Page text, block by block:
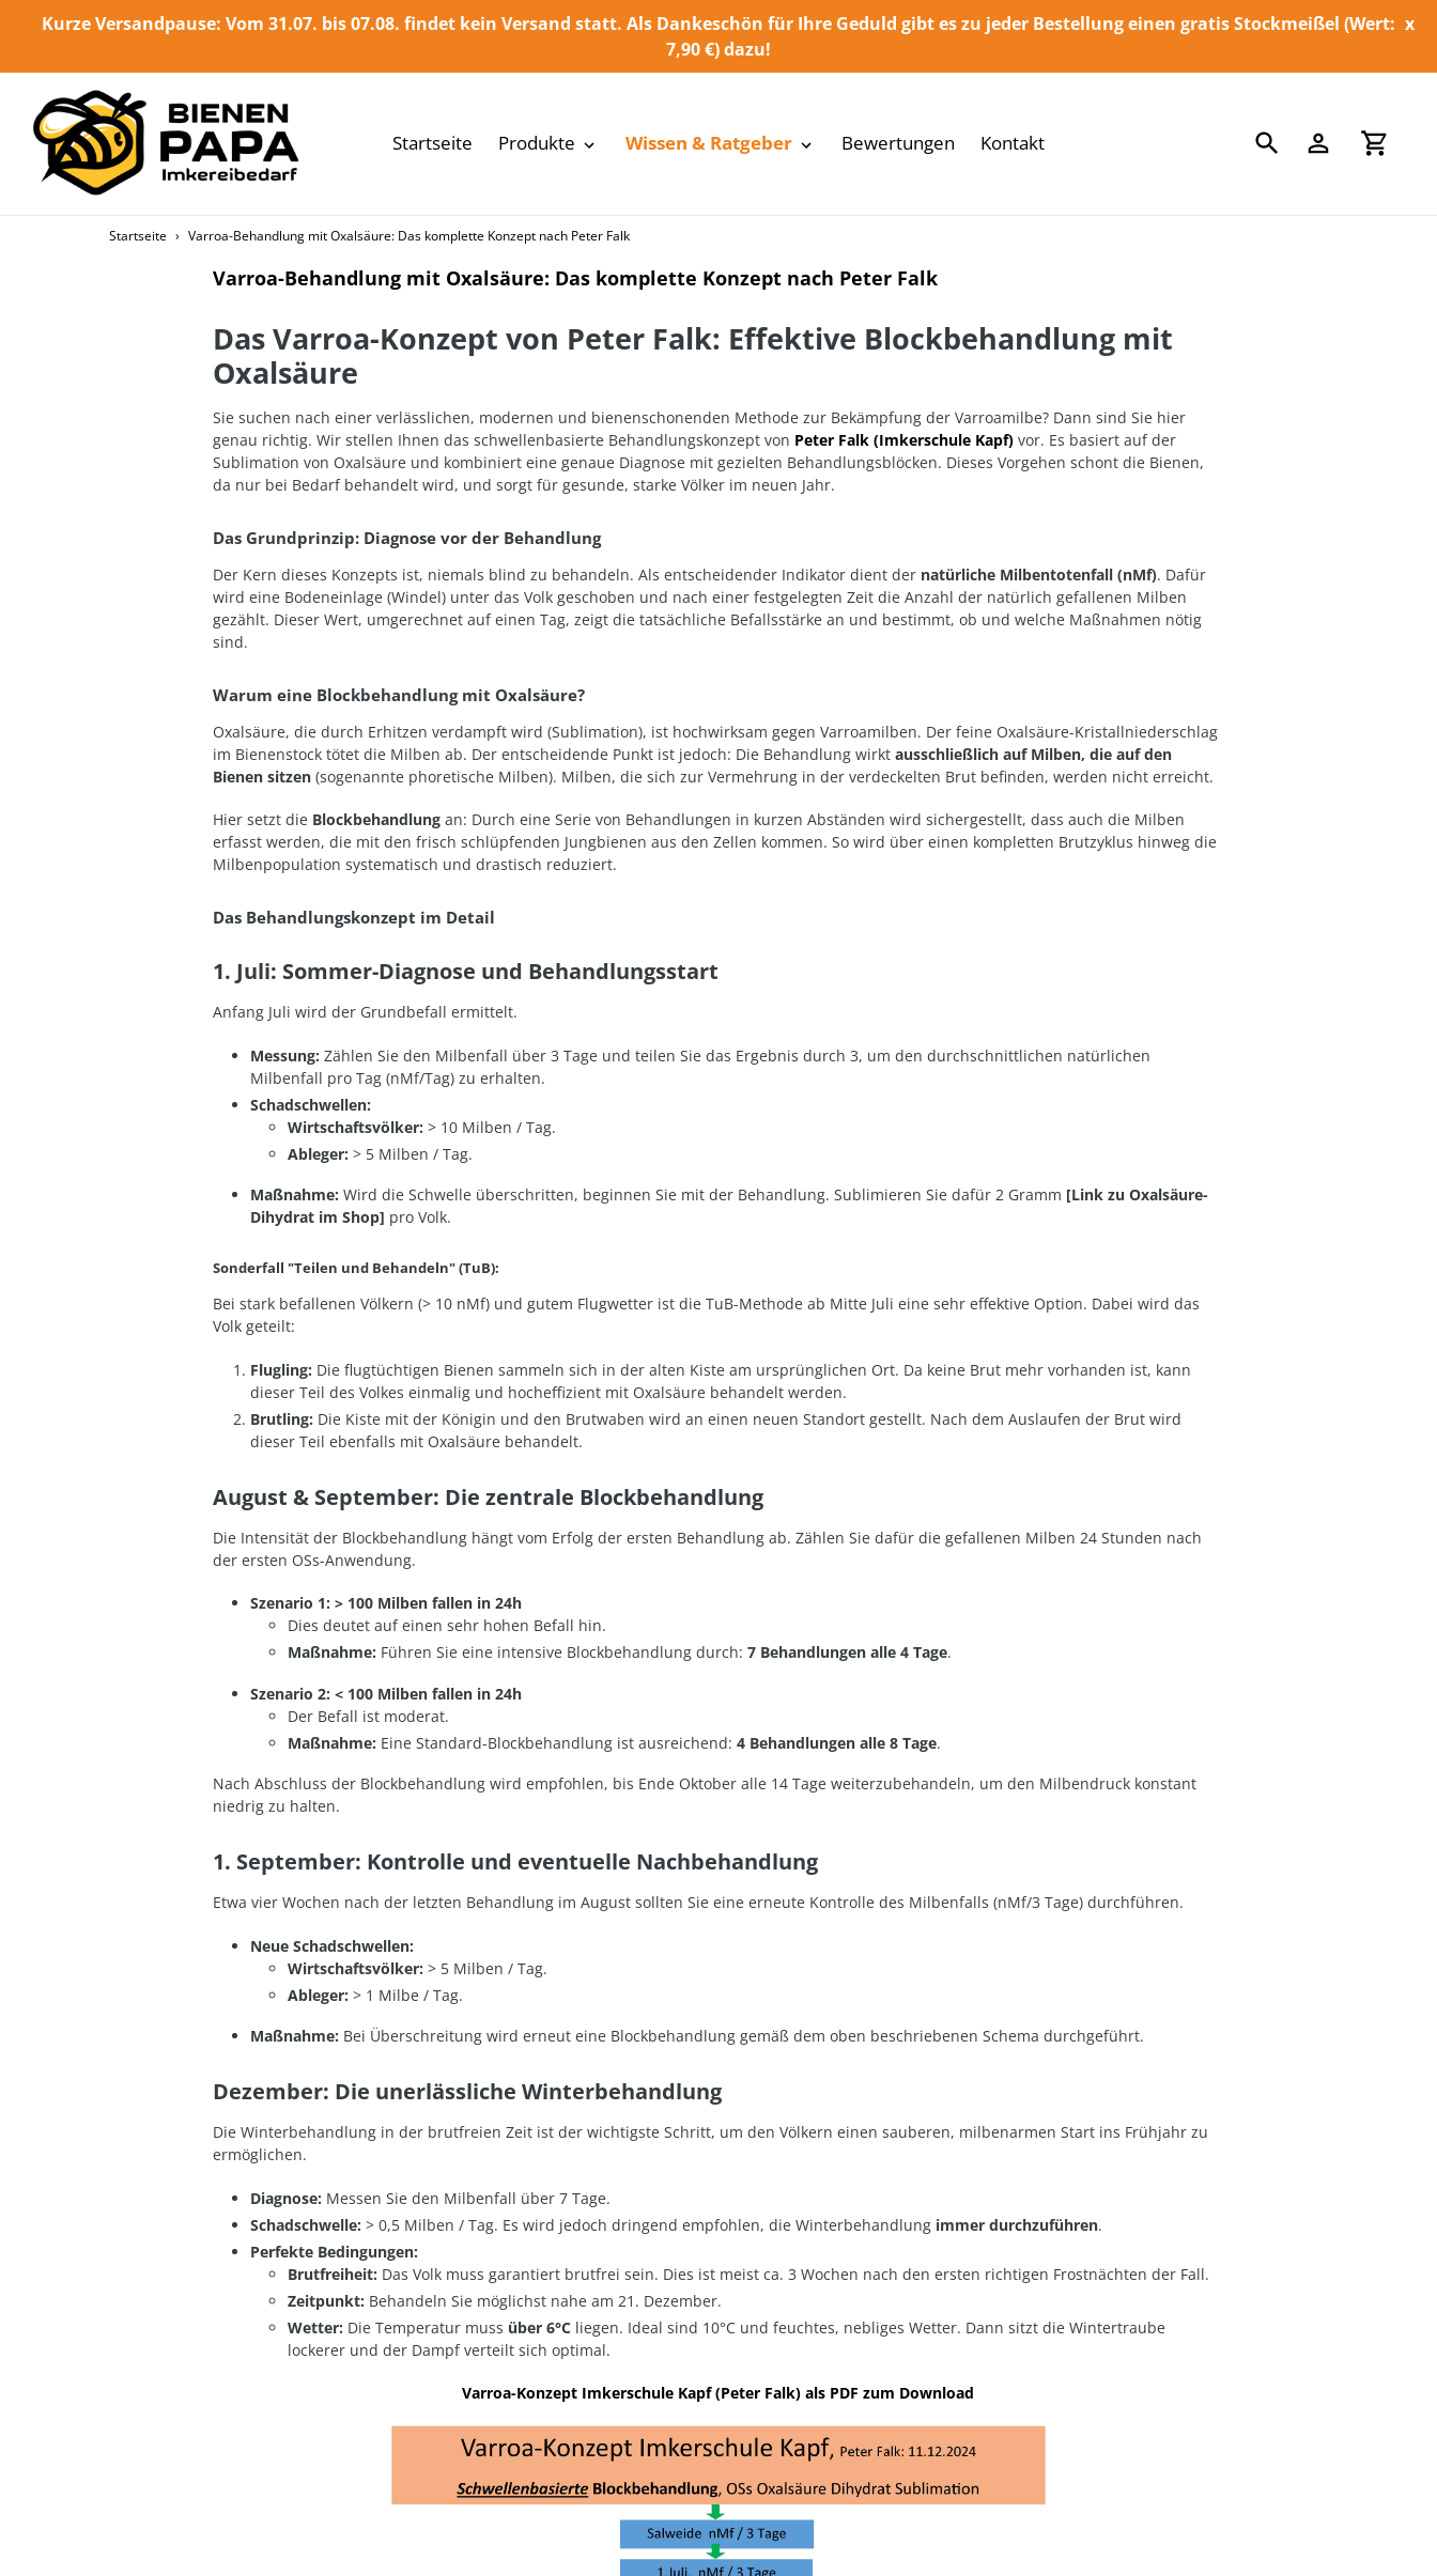
Kurze Versandpause: Vom 31.07. bis 07.08. findet kein Versand statt. Als Dankeschön für Ihre Geduld gibt es zu jeder Bestellung einen gratis Stockmeißel (Wert:
7,90 €) dazu!
x
Startseite Produkte Wissen & Ratgeber Bewertungen Kontakt Suchen Einloggen
Startseite › Varroa-Behandlung mit Oxalsäure: Das komplette Konzept nach Peter Falk
Varroa-Behandlung mit Oxalsäure: Das komplette Konzept nach Peter Falk
Das Varroa-Konzept von Peter Falk: Effektive Blockbehandlung mit
Oxalsäure
Sie suchen nach einer verlässlichen, modernen und bienenschonenden Methode zur Bekämpfung der Varroamilbe? Dann sind Sie hier
genau richtig. Wir stellen Ihnen das schwellenbasierte Behandlungskonzept von Peter Falk (Imkerschule Kapf) vor. Es basiert auf der
Sublimation von Oxalsäure und kombiniert eine genaue Diagnose mit gezielten Behandlungsblöcken. Dieses Vorgehen schont die Bienen,
da nur bei Bedarf behandelt wird, und sorgt für gesunde, starke Völker im neuen Jahr.
Das Grundprinzip: Diagnose vor der Behandlung
Der Kern dieses Konzepts ist, niemals blind zu behandeln. Als entscheidender Indikator dient der natürliche Milbentotenfall (nMf). Dafür
wird eine Bodeneinlage (Windel) unter das Volk geschoben und nach einer festgelegten Zeit die Anzahl der natürlich gefallenen Milben
gezählt. Dieser Wert, umgerechnet auf einen Tag, zeigt die tatsächliche Befallsstärke an und bestimmt, ob und welche Maßnahmen nötig
sind.
Warum eine Blockbehandlung mit Oxalsäure?
Oxalsäure, die durch Erhitzen verdampft wird (Sublimation), ist hochwirksam gegen Varroamilben. Der feine Oxalsäure-Kristallniederschlag
im Bienenstock tötet die Milben ab. Der entscheidende Punkt ist jedoch: Die Behandlung wirktausschließlich auf Milben, die auf den
Bienen sitzen (sogenannte phoretische Milben). Milben, die sich zur Vermehrung in der verdeckelten Brut befinden, werden nicht erreicht.
Hier setzt die Blockbehandlung an: Durch eine Serie von Behandlungen in kurzen Abständen wird sichergestellt, dass auch die Milben
erfasst werden, die mit den frisch schlüpfenden Jungbienen aus den Zellen kommen. So wird über einen kompletten Brutzyklus hinweg die
Milbenpopulation systematisch und drastisch reduziert.
Das Behandlungskonzept im Detail
1. Juli: Sommer-Diagnose und Behandlungsstart
Anfang Juli wird der Grundbefall ermittelt.
Messung: Zählen Sie den Milbenfall über 3 Tage und teilen Sie das Ergebnis durch 3, um den durchschnittlichen natürlichen
Milbenfall pro Tag (nMf/Tag) zu erhalten.
Schadschwellen:
Wirtschaftsvölker: > 10 Milben / Tag.
Ableger: > 5 Milben / Tag.
Maßnahme: Wird die Schwelle überschritten, beginnen Sie mit der Behandlung. Sublimieren Sie dafür 2 Gramm [Link zu Oxalsäure-
Dihydrat im Shop] pro Volk.
Sonderfall "Teilen und Behandeln" (TuB):
Bei stark befallenen Völkern (> 10 nMf) und gutem Flugwetter ist die TuB-Methode ab Mitte Juli eine sehr effektive Option. Dabei wird das
Volk geteilt:
Flugling: Die flugtüchtigen Bienen sammeln sich in der alten Kiste am ursprünglichen Ort. Da keine Brut mehr vorhanden ist, kann
dieser Teil des Volkes einmalig und hocheffizient mit Oxalsäure behandelt werden.
Brutling: Die Kiste mit der Königin und den Brutwaben wird an einen neuen Standort gestellt. Nach dem Auslaufen der Brut wird
dieser Teil ebenfalls mit Oxalsäure behandelt.
August & September: Die zentrale Blockbehandlung
Die Intensität der Blockbehandlung hängt vom Erfolg der ersten Behandlung ab. Zählen Sie dafür die gefallenen Milben 24 Stunden nach
der ersten OSs-Anwendung.
Szenario 1: > 100 Milben fallen in 24h
Dies deutet auf einen sehr hohen Befall hin.
Maßnahme: Führen Sie eine intensive Blockbehandlung durch:7 Behandlungen alle 4 Tage.
Szenario 2: < 100 Milben fallen in 24h
Der Befall ist moderat.
Maßnahme: Eine Standard-Blockbehandlung ist ausreichend:4 Behandlungen alle 8 Tage.
Nach Abschluss der Blockbehandlung wird empfohlen, bis Ende Oktober alle 14 Tage weiterzubehandeln, um den Milbendruck konstant
niedrig zu halten.
1. September: Kontrolle und eventuelle Nachbehandlung
Etwa vier Wochen nach der letzten Behandlung im August sollten Sie eine erneute Kontrolle des Milbenfalls (nMf/3 Tage) durchführen.
Neue Schadschwellen:
Wirtschaftsvölker: > 5 Milben / Tag.
Ableger: > 1 Milbe / Tag.
Maßnahme: Bei Überschreitung wird erneut eine Blockbehandlung gemäß dem oben beschriebenen Schema durchgeführt.
Dezember: Die unerlässliche Winterbehandlung
Die Winterbehandlung in der brutfreien Zeit ist der wichtigste Schritt, um den Völkern einen sauberen, milbenarmen Start ins Frühjahr zu
ermöglichen.
Diagnose: Messen Sie den Milbenfall über 7 Tage.
Schadschwelle: > 0,5 Milben / Tag. Es wird jedoch dringend empfohlen, die Winterbehandlung immer durchzuführen.
Perfekte Bedingungen:
Brutfreiheit: Das Volk muss garantiert brutfrei sein. Dies ist meist ca. 3 Wochen nach den ersten richtigen Frostnächten der Fall.
Zeitpunkt: Behandeln Sie möglichst nahe am 21. Dezember.
Wetter: Die Temperatur muss über 6°C liegen. Ideal sind 10°C und feuchtes, nebliges Wetter. Dann sitzt die Wintertraube
lockerer und der Dampf verteilt sich optimal.
Varroa-Konzept Imkerschule Kapf (Peter Falk) als PDF zum Download